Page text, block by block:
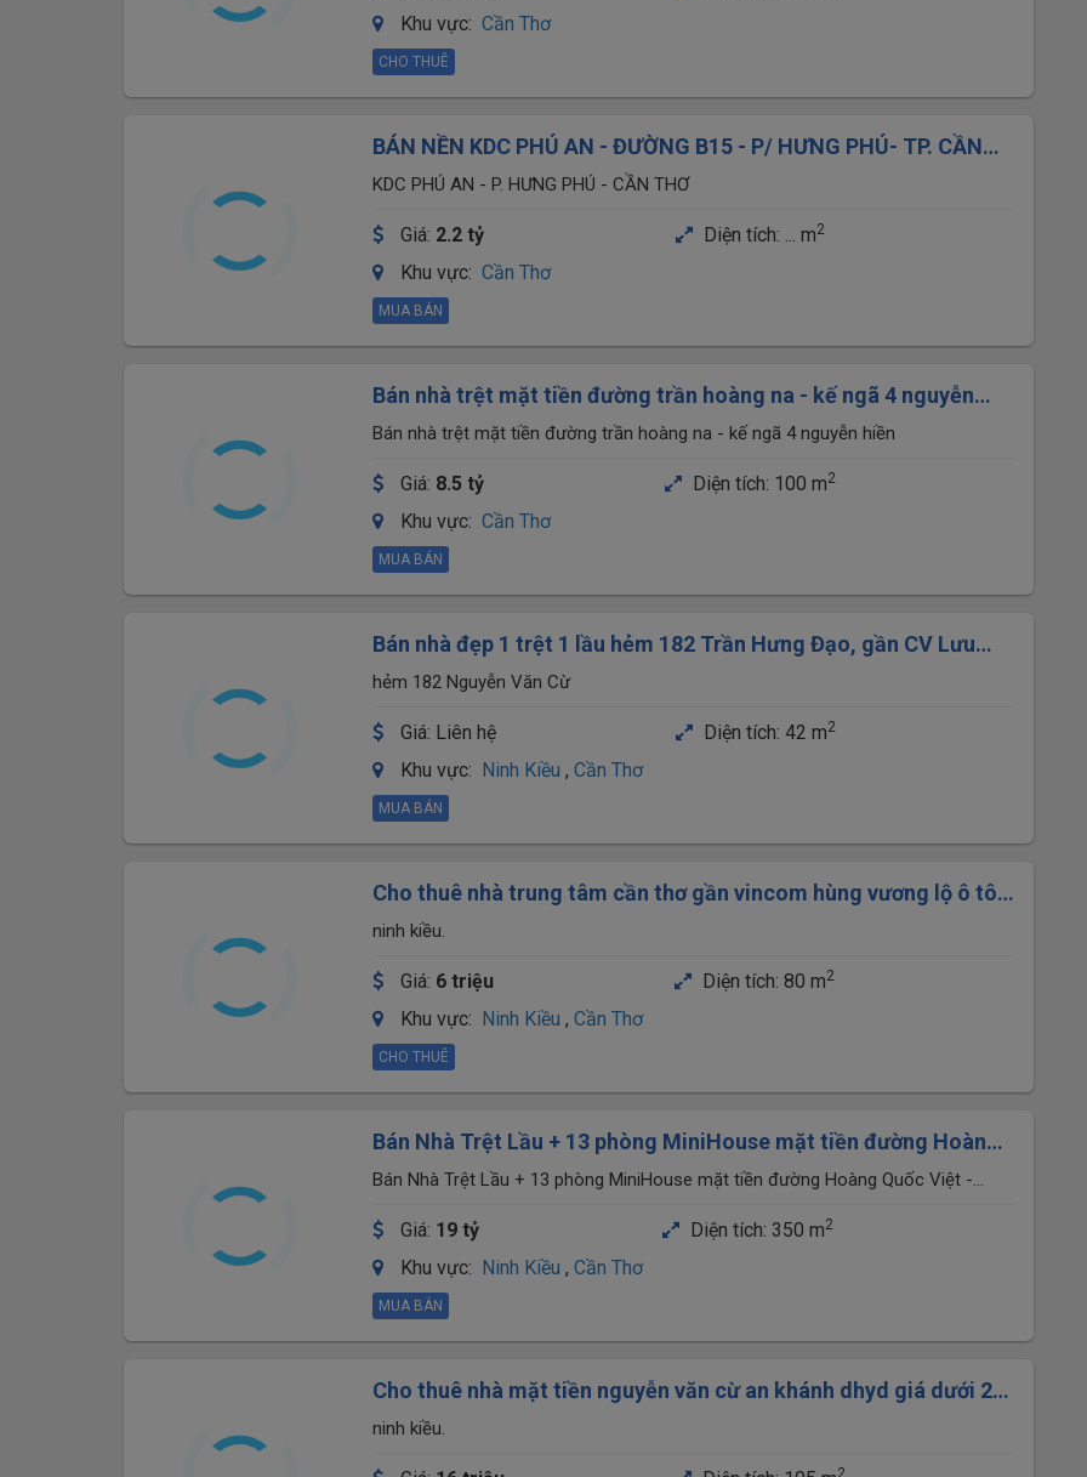
Khu vực: Cần Thơ
CHO THUÊ
BÁN NỀN KDC PHÚ AN - ĐƯỜNG B15 - P/ HƯNG PHÚ- TP. CẦN
THƠ.
KDC PHÚ AN - P. HƯNG PHÚ - CẦN THƠ
Giá: 2.2 tỷ Diện tích: ... m2
Khu vực: Cần Thơ
MUA BÁN
Bán nhà trệt mặt tiền đường trần hoàng na - kế ngã 4 nguyễn
hiền
Bán nhà trệt mặt tiền đường trần hoàng na - kế ngã 4 nguyễn hiền
Giá: 8.5 tỷ Diện tích: 100 m2
Khu vực: Cần Thơ
MUA BÁN
Bán nhà đẹp 1 trệt 1 lầu hẻm 182 Trần Hưng Đạo, gần CV Lưu
Hữu Phước, DT 4,37x9,7m -42m2
hẻm 182 Nguyễn Văn Cừ
Giá: Liên hệ Diện tích: 42 m2
Khu vực: Ninh Kiều , Cần Thơ
MUA BÁN
Cho thuê nhà trung tâm cần thơ gần vincom hùng vương lộ ô tô
giá 5 triệu -
ninh kiều.
Giá: 6 triệu Diện tích: 80 m2
Khu vực: Ninh Kiều , Cần Thơ
CHO THUÊ
Bán Nhà Trệt Lầu + 13 phòng MiniHouse mặt tiền đường Hoàng
Quốc Việt - Đoạn gần bánh xèo 7 Tới
Bán Nhà Trệt Lầu + 13 phòng MiniHouse mặt tiền đường Hoàng Quốc Việt -
Giá: 19 tỷ Diện tích: 350 m2
Khu vực: Ninh Kiều , Cần Thơ
MUA BÁN
Cho thuê nhà mặt tiền nguyễn văn cừ an khánh dhyd giá dưới 20
triệu
ninh kiều.